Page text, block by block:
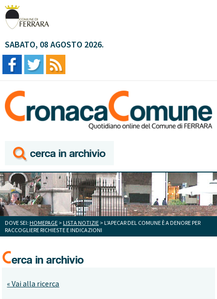
SABATO, 08 AGOSTO 2026.
DOVE SEI: HOMEPAGE > LISTA NOTIZIE > L'APECAR DEL COMUNE È A DENORE PER
RACCOGLIERE RICHIESTE E INDICAZIONI
« Vai alla ricerca